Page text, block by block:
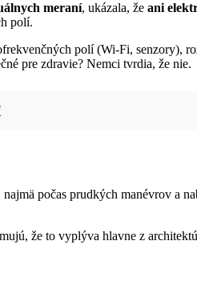
meraní, ukázala, že ani
polí.
polí (Wi-Fi, senzory),
pre zdravie? Nemci tvrdia, že nie.
počas prudkých manévrov a
že to vyplýva hlavne z